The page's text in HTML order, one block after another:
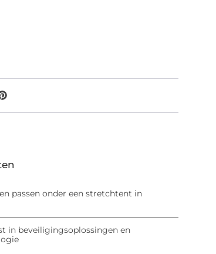
passen onder een stretchtent in
in beveiligingsoplossingen en